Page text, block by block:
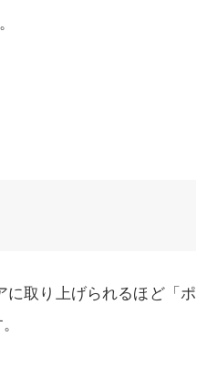
に取り上げられるほど「ポ